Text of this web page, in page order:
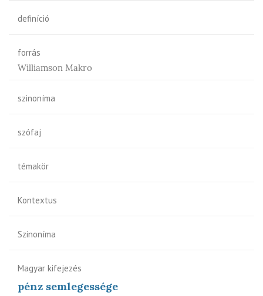
definíció
forrás
Williamson Makro
szinoníma
szófaj
témakör
Kontextus
Szinoníma
Magyar kifejezés
pénz semlegessége